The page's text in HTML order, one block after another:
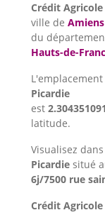
Crédit
ville de Amiens
du
Hauts-de-
Picardie
est
latitude.
Visualisez
Picardie situé
6j/7500 rue
Crédit